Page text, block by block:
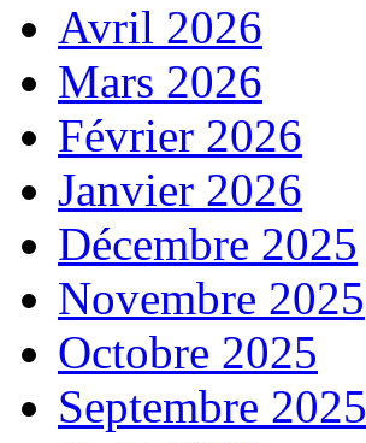
Avril 2026
Mars 2026
Février 2026
Janvier 2026
Décembre 2025
Novembre 2025
Octobre 2025
Septembre 2025